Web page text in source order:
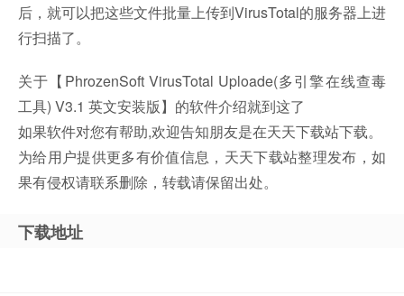
后，就可以把这些文件批量上传到VirusTotal的服务器上进
行扫描了。
关于【PhrozenSoft VirusTotal Uploade(多引擎在线查毒
工具) V3.1 英文安装版】的软件介绍就到这了
如果软件对您有帮助,欢迎告知朋友是在天天下载站下载。
为给用户提供更多有价值信息，天天下载站整理发布，如
果有侵权请联系删除，转载请保留出处。
下载地址